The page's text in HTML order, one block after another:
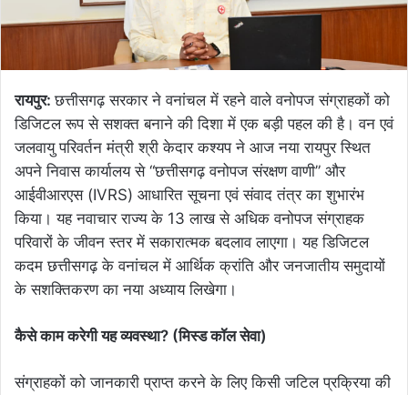
रायपुर:छत्तीसगढ़ सरकार ने वनांचल में रहने वाले वनोपज संग्राहकों को
डिजिटल रूप से सशक्त बनाने की दिशा में एक बड़ी पहल की है। वन एवं
जलवायु परिवर्तन मंत्री श्री केदार कश्यप ने आज नया रायपुर स्थित
अपने निवास कार्यालय से “छत्तीसगढ़ वनोपज संरक्षण वाणी” और
आईवीआरएस (IVRS) आधारित सूचना एवं संवाद तंत्र का शुभारंभ
किया। यह नवाचार राज्य के 13 लाख से अधिक वनोपज संग्राहक
परिवारों के जीवन स्तर में सकारात्मक बदलाव लाएगा। यह डिजिटल
कदम छत्तीसगढ़ के वनांचल में आर्थिक क्रांति और जनजातीय समुदायों
के सशक्तिकरण का नया अध्याय लिखेगा।
कैसे काम करेगी यह व्यवस्था? (मिस्ड कॉल सेवा)
संग्राहकों को जानकारी प्राप्त करने के लिए किसी जटिल प्रक्रिया की